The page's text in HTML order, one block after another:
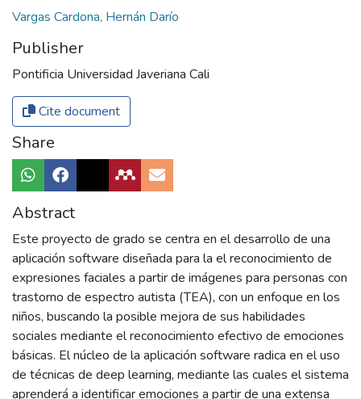
Vargas Cardona, Hernán Darío
Publisher
Pontificia Universidad Javeriana Cali
Cite document
Share
Abstract
Este proyecto de grado se centra en el desarrollo de una
aplicación software diseñada para la el reconocimiento de
expresiones faciales a partir de imágenes para personas con
trastorno de espectro autista (TEA), con un enfoque en los
niños, buscando la posible mejora de sus habilidades
sociales mediante el reconocimiento efectivo de emociones
básicas. El núcleo de la aplicación software radica en el uso
de técnicas de deep learning, mediante las cuales el sistema
aprenderá a identificar emociones a partir de una extensa